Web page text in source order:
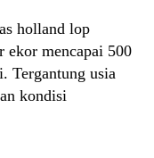
holland lop
ekor mencapai 500
Tergantung usia
kondisi